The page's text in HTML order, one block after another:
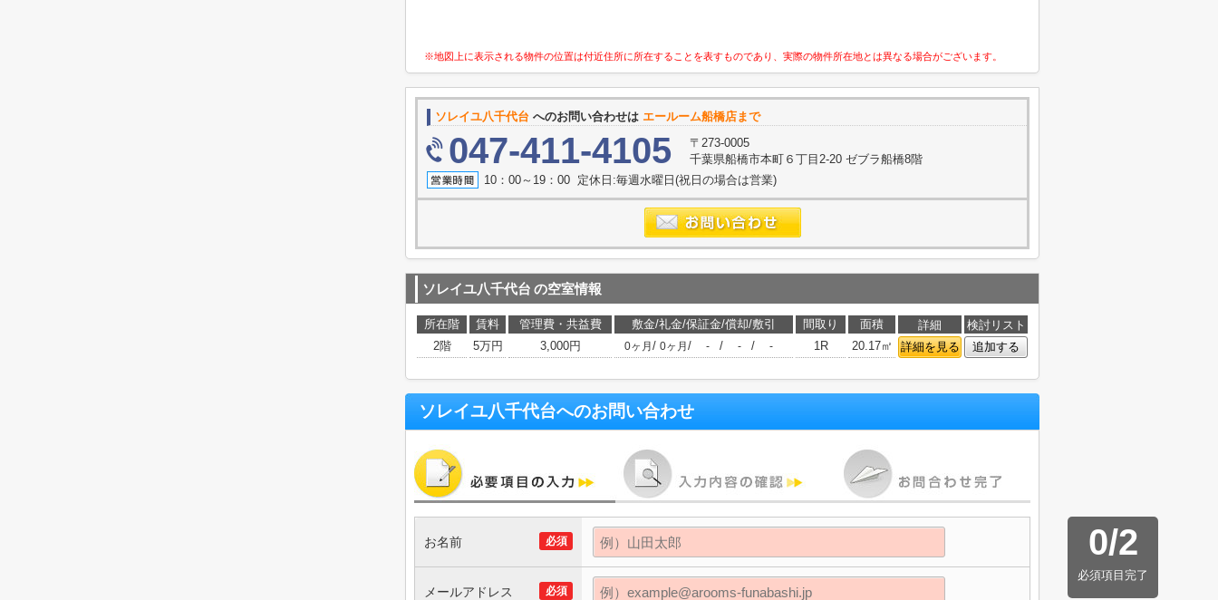
※地図上に表示される物件の位置は付近住所に所在することを表すものであり、実際の物件所在地とは異なる場合がございます。
ソレイユ八千代台 へのお問い合わせは エールーム船橋店まで
047-411-4105
〒273-0005
千葉県船橋市本町６丁目2-20 ゼブラ船橋8階
10：00～19：00 定休日:毎週水曜日(祝日の場合は営業)
ソレイユ八千代台 の空室情報
所在階 賃料 管理費・共益費 敷金/礼金/保証金/償却/敷引 間取り 面積 詳細
検討リスト
2階
5万円 3,000円 0ヶ月 / 0ヶ月 / - / - / - 1R 20.17㎡ 詳細を見る 追加する
ソレイユ八千代台へのお問い合わせ
0/2
必須項目完了
必須
お名前
必須
メールアドレス